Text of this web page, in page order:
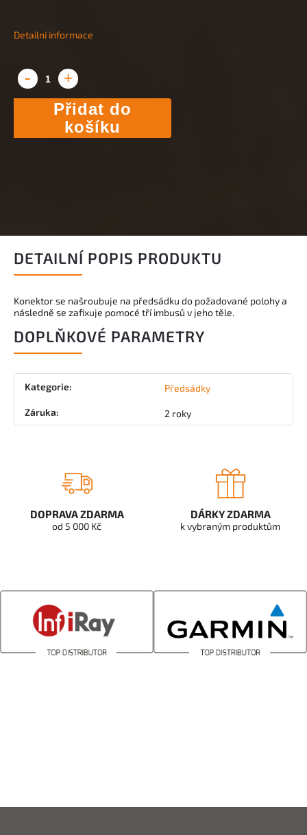
Přidat do
košíku
Detailní informace
DETAILNÍ POPIS PRODUKTU
Konektor se našroubuje na předsádku do požadované polohy a
následně se zafixuje pomocé tří imbusů v jeho těle.
DOPLŇKOVÉ PARAMETRY
Kategorie: Předsádky
Záruka: 2 roky
DOPRAVA ZDARMA
od 5 000 Kč
DÁRKY ZDARMA
k vybraným produktům